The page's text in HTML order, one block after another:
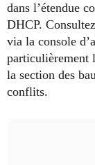
dans l’étendue
DHCP.
via la console
particulièrement
la section des
conflits.